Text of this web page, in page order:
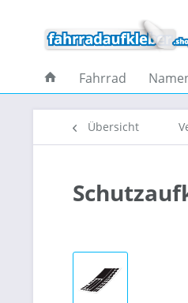
Fahrrad
Übersicht